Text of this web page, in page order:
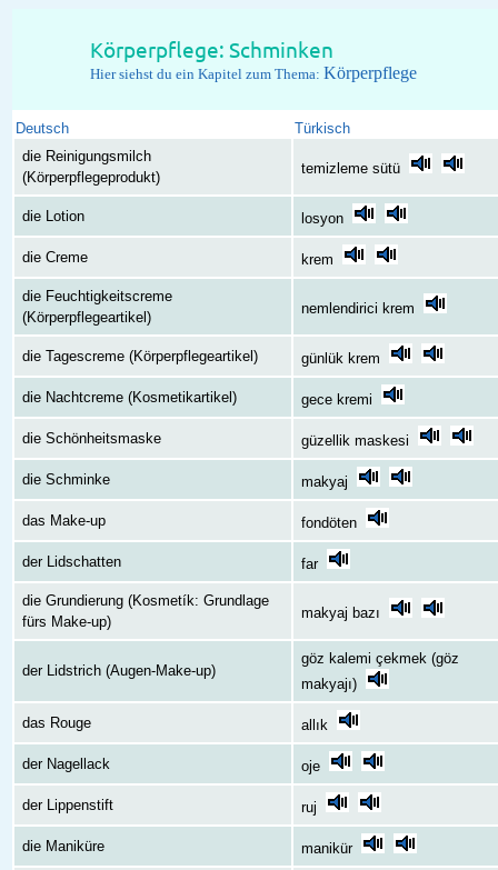
Körperpflege: Schminken
Hier siehst du ein Kapitel zum Thema: Körperpflege
Deutsch
Türkisch
die Reinigungsmilch
(Körperpflegeprodukt)
temizleme sütü
die Lotion losyon
die Creme krem
die Feuchtigkeitscreme
(Körperpflegeartikel)
nemlendirici krem
die Tagescreme (Körperpflegeartikel) günlük krem
die Nachtcreme (Kosmetikartikel) gece kremi
die Schönheitsmaske güzellik maskesi
die Schminke makyaj
das Make-up fondöten
der Lidschatten far
die Grundierung (Kosmetík: Grundlage
fürs Make-up)
makyaj bazı
der Lidstrich (Augen-Make-up)
göz kalemi çekmek (göz
makyajı)
das Rouge allık
der Nagellack oje
der Lippenstift ruj
die Maniküre manikür